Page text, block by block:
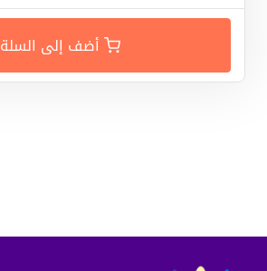
أضف إلى السلة